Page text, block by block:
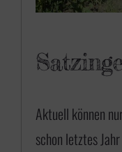
Aktuell können
schon letztes